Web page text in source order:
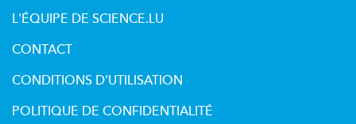
L'ÉQUIPE DE SCIENCE.LU
CONTACT
CONDITIONS D'UTILISATION
POLITIQUE DE CONFIDENTIALITÉ